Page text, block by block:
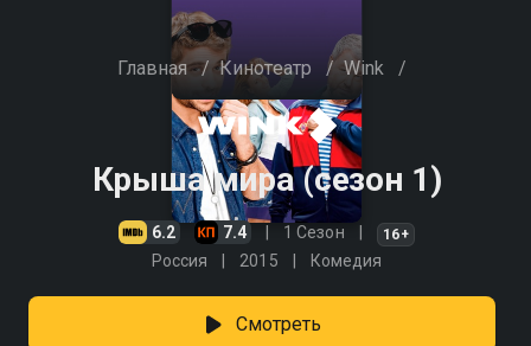
Главная / Кинотеатр / Wink /
Крыша мира (сезон 1)
6.2 7.4 1 Сезон 16+
Россия 2015 Комедия
Смотреть